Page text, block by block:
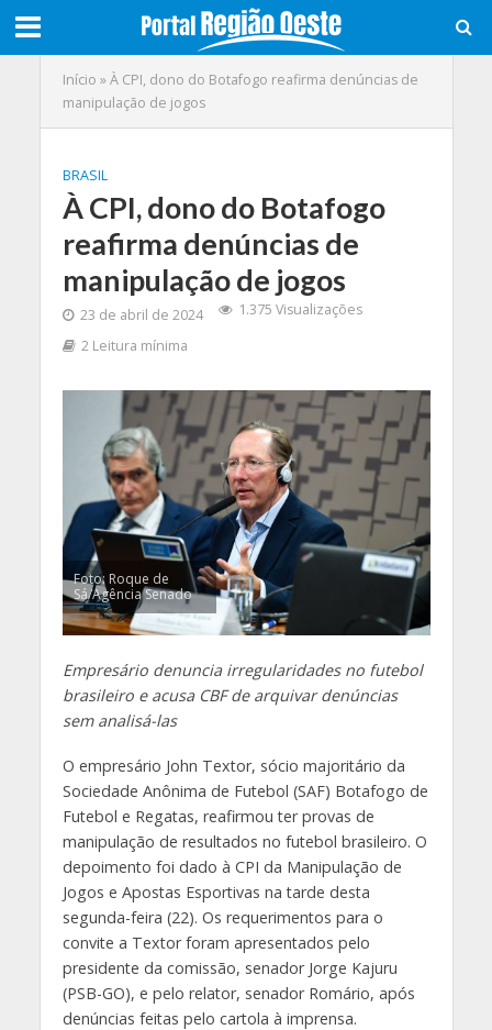
Início »À CPI, dono do Botafogo reafirma denúncias de
manipulação de jogos
BRASIL
À CPI, dono do Botafogo
reafirma denúncias de
manipulação de jogos
23 de abril de 2024
1.375 Visualizações
2 Leitura mínima
Foto: Roque de
Sá/Agência Senado
Empresário denuncia irregularidades no futebol
brasileiro e acusa CBF de arquivar denúncias
sem analisá-las
O empresário John Textor, sócio majoritário da
Sociedade Anônima de Futebol (SAF) Botafogo de
Futebol e Regatas, reafirmou ter provas de
manipulação de resultados no futebol brasileiro. O
depoimento foi dado à CPI da Manipulação de
Jogos e Apostas Esportivas na tarde desta
segunda-feira (22). Os requerimentos para o
convite a Textor foram apresentados pelo
presidente da comissão, senador Jorge Kajuru
(PSB-GO), e pelo relator, senador Romário, após
denúncias feitas pelo cartola à imprensa.